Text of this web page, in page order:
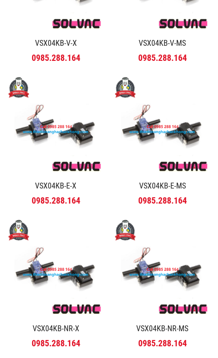
VSX04KB-V-X
0985.288.164
VSX04KB-V-MS
0985.288.164
VSX04KB-E-X
0985.288.164
VSX04KB-E-MS
0985.288.164
VSX04KB-NR-X
0985.288.164
VSX04KB-NR-MS
0985.288.164